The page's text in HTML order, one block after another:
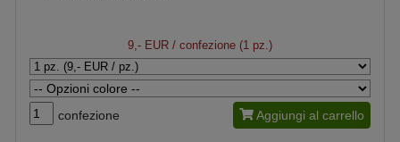
9,- EUR / confezione (1 pz.)
confezione Aggiungi al carrello